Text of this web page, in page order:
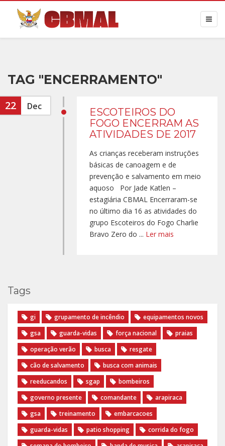
TAG "ENCERRAMENTO"
22 Dec
ESCOTEIROS DO
FOGO ENCERRAM AS
ATIVIDADES DE 2017
As crianças receberam instruções
básicas de canoagem e de
prevenção e salvamento em meio
aquoso Por Jade Katlen –
estagiária CBMAL Encerraram-se
no último dia 16 as atividades do
grupo Escoteiros do Fogo Charlie
Bravo Zero do ... Ler mais
Tags
gi grupamento de incêndio
equipamentos novos
gsa
guarda-vidas força nacional
praias
operação verão
busca
resgate
cão de salvamento
busca com animais
reeducandos
sgap
bombeiros
governo presente
comandante
arapiraca
gsa
treinamento
embarcacoes
guarda-vidas
patio shopping
corrida do fogo